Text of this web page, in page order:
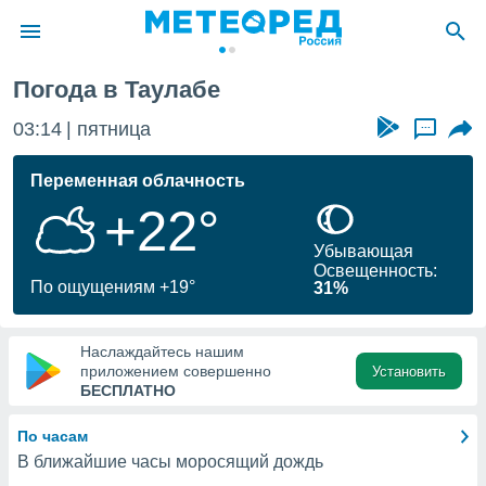
о
Вы можете
к этому
доступ
Погода в Таулабе
03:14 пятница ...
Переменная облачность
+22°
По ощущениям +19°
Убывающая
Освещенность:
31%
Наслаждайтесь нашим
приложением совершенно
БЕСПЛАТНО
Установить
По часам
В ближайшие часы моросящий дождь